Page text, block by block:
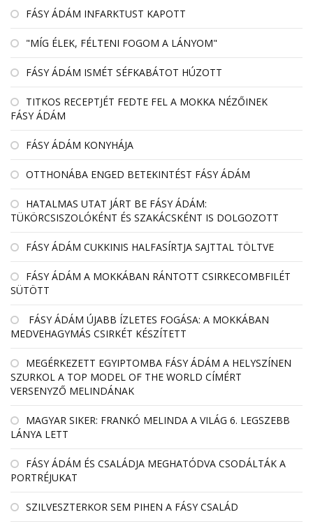
FÁSY ÁDÁM INFARKTUST KAPOTT
"MÍG ÉLEK, FÉLTENI FOGOM A LÁNYOM"
FÁSY ÁDÁM ISMÉT SÉFKABÁTOT HÚZOTT
TITKOS RECEPTJÉT FEDTE FEL A MOKKA NÉZŐINEK
FÁSY ÁDÁM
FÁSY ÁDÁM KONYHÁJA
OTTHONÁBA ENGED BETEKINTÉST FÁSY ÁDÁM
HATALMAS UTAT JÁRT BE FÁSY ÁDÁM:
TÜKÖRCSISZOLÓKÉNT ÉS SZAKÁCSKÉNT IS DOLGOZOTT
FÁSY ÁDÁM CUKKINIS HALFASÍRTJA SAJTTAL TÖLTVE
FÁSY ÁDÁM A MOKKÁBAN RÁNTOTT CSIRKECOMBFILÉT
SÜTÖTT
FÁSY ÁDÁM ÚJABB ÍZLETES FOGÁSA: A MOKKÁBAN
MEDVEHAGYMÁS CSIRKÉT KÉSZÍTETT
MEGÉRKEZETT EGYIPTOMBA FÁSY ÁDÁM A HELYSZÍNEN
SZURKOL A TOP MODEL OF THE WORLD CÍMÉRT
VERSENYZŐ MELINDÁNAK
MAGYAR SIKER: FRANKÓ MELINDA A VILÁG 6. LEGSZEBB
LÁNYA LETT
FÁSY ÁDÁM ÉS CSALÁDJA MEGHATÓDVA CSODÁLTÁK A
PORTRÉJUKAT
SZILVESZTERKOR SEM PIHEN A FÁSY CSALÁD